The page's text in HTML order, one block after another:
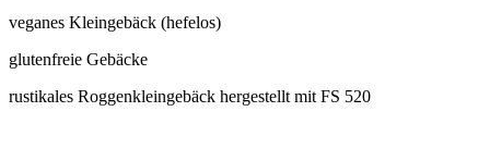
veganes Kleingebäck (hefelos)
glutenfreie Gebäcke
rustikales Roggenkleingebäck hergestellt mit FS 520